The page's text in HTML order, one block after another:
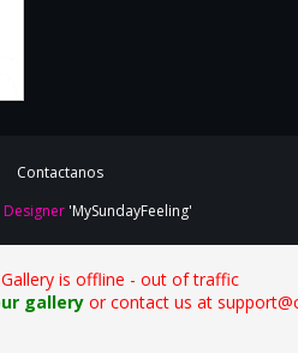
Contactanos
'MySundayFeeling'
Gallery is offline - out of traffic
galleryor contact us at